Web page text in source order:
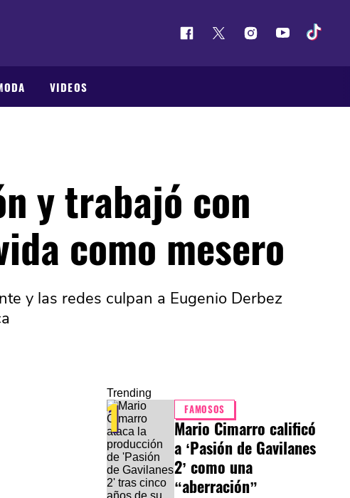
VIDEOS
y trabajó con
como mesero
y las redes culpan a Eugenio Derbez
Trending
1 FAMOSOS
Mario Cimarro calificó
a ‘Pasión de Gavilanes
2’ como una
“aberración”